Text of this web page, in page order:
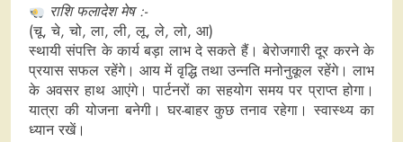
राशि फलादेश मेष :-
(चू, चे, चो, ला, ली, लू, ले, लो, आ)
स्थायी संपत्ति के कार्य बड़ा लाभ दे सकते हैं। बेरोजगारी दूर करने के
प्रयास सफल रहेंगे। आय में वृद्धि तथा उन्नति मनोनुकूल रहेंगे। लाभ
के अवसर हाथ आएंगे। पार्टनरों का सहयोग समय पर प्राप्त होगा।
यात्रा की योजना बनेगी। घर-बाहर कुछ तनाव रहेगा। स्वास्थ्य का
ध्यान रखें।